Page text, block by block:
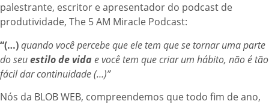
palestrante, escritor e apresentador do podcast de
produtividade, The 5 AM Miracle Podcast:
“(…)quando você percebe que ele tem que se tornar uma parte
do seuestilo de vida e você tem que criar um hábito, não é tão
fácil dar continuidade (…)”
Nós da BLOB WEB, compreendemos que todo fim de ano,